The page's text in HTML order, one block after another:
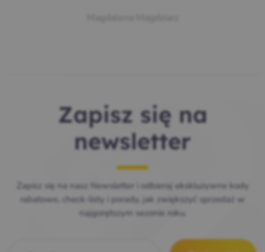
Zapisz się na
newsletter
Zapisz się na nasz Newsletter i odbieraj ekskluzywne kody
rabatowe, check-listy i porady, jak zwiększyć sprzedaż w
najgorętszym sezonie roku.
E-mail*